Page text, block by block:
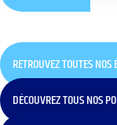
RETROUVEZ TOUTES NOS
DÉCOUVREZ TOUS NOS